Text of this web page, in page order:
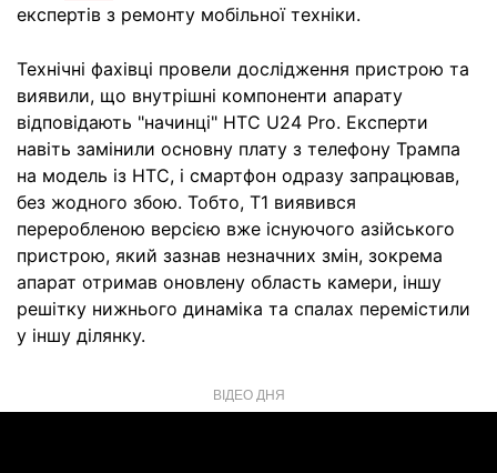
експертів з ремонту мобільної техніки.
Технічні фахівці провели дослідження пристрою та
виявили, що внутрішні компоненти апарату
відповідають "начинці" HTC U24 Pro. Експерти
навіть замінили основну плату з телефону Трампа
на модель із HTC, і смартфон одразу запрацював,
без жодного збою. Тобто, Т1 виявився
переробленою версією вже існуючого азійського
пристрою, який зазнав незначних змін, зокрема
апарат отримав оновлену область камери, іншу
решітку нижнього динаміка та спалах перемістили
у іншу ділянку.
ВІДЕО ДНЯ